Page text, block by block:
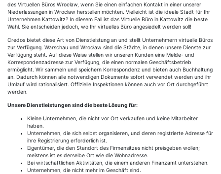
des Virtuellen Büros Wrocław, wenn Sie einen einfachen Kontakt in einer unserer
Niederlassungen in Wrocław herstellen möchten. Vielleicht ist die ideale Stadt für Ihr
Unternehmen Kattowitz? In diesem Fall ist das Virtuelle Büro in Kattowitz die beste
Wahl. Sie entscheiden jedoch, wo Ihr virtuelles Büro angesiedelt werden soll!
Credos bietet diese Art von Dienstleistung an und stellt Unternehmern virtuelle Büros
zur Verfügung. Warschau und Wrocław sind die Städte, in denen unsere Dienste zur
Verfügung steht. Auf diese Weise stellen wir unseren Kunden eine Melde- und
Korrespondenzadresse zur Verfügung, die einen normalen Geschäftsbetrieb
ermöglicht. Wir sammeln und speichern Korrespondenz und bieten auch Buchhaltung
an. Dadurch können alle notwendigen Dokumente sofort verwendet werden und ihr
Umlauf wird rationalisiert. Offizielle Inspektionen können auch vor Ort durchgeführt
werden.
Unsere Dienstleistungen sind die beste Lösung für:
Kleine Unternehmen, die nicht vor Ort verkaufen und keine Mitarbeiter
haben.
Unternehmen, die sich selbst organisieren, und deren registrierte Adresse für
ihre Registrierung erforderlich ist.
Eigentümer, die den Standort des Firmensitzes nicht preisgeben wollen;
meistens ist es derselbe Ort wie die Wohnadresse.
Bei wirtschaftlichen Aktivitäten, die einem anderen Finanzamt unterstehen.
Unternehmen, die nicht mehr im Geschäft sind.